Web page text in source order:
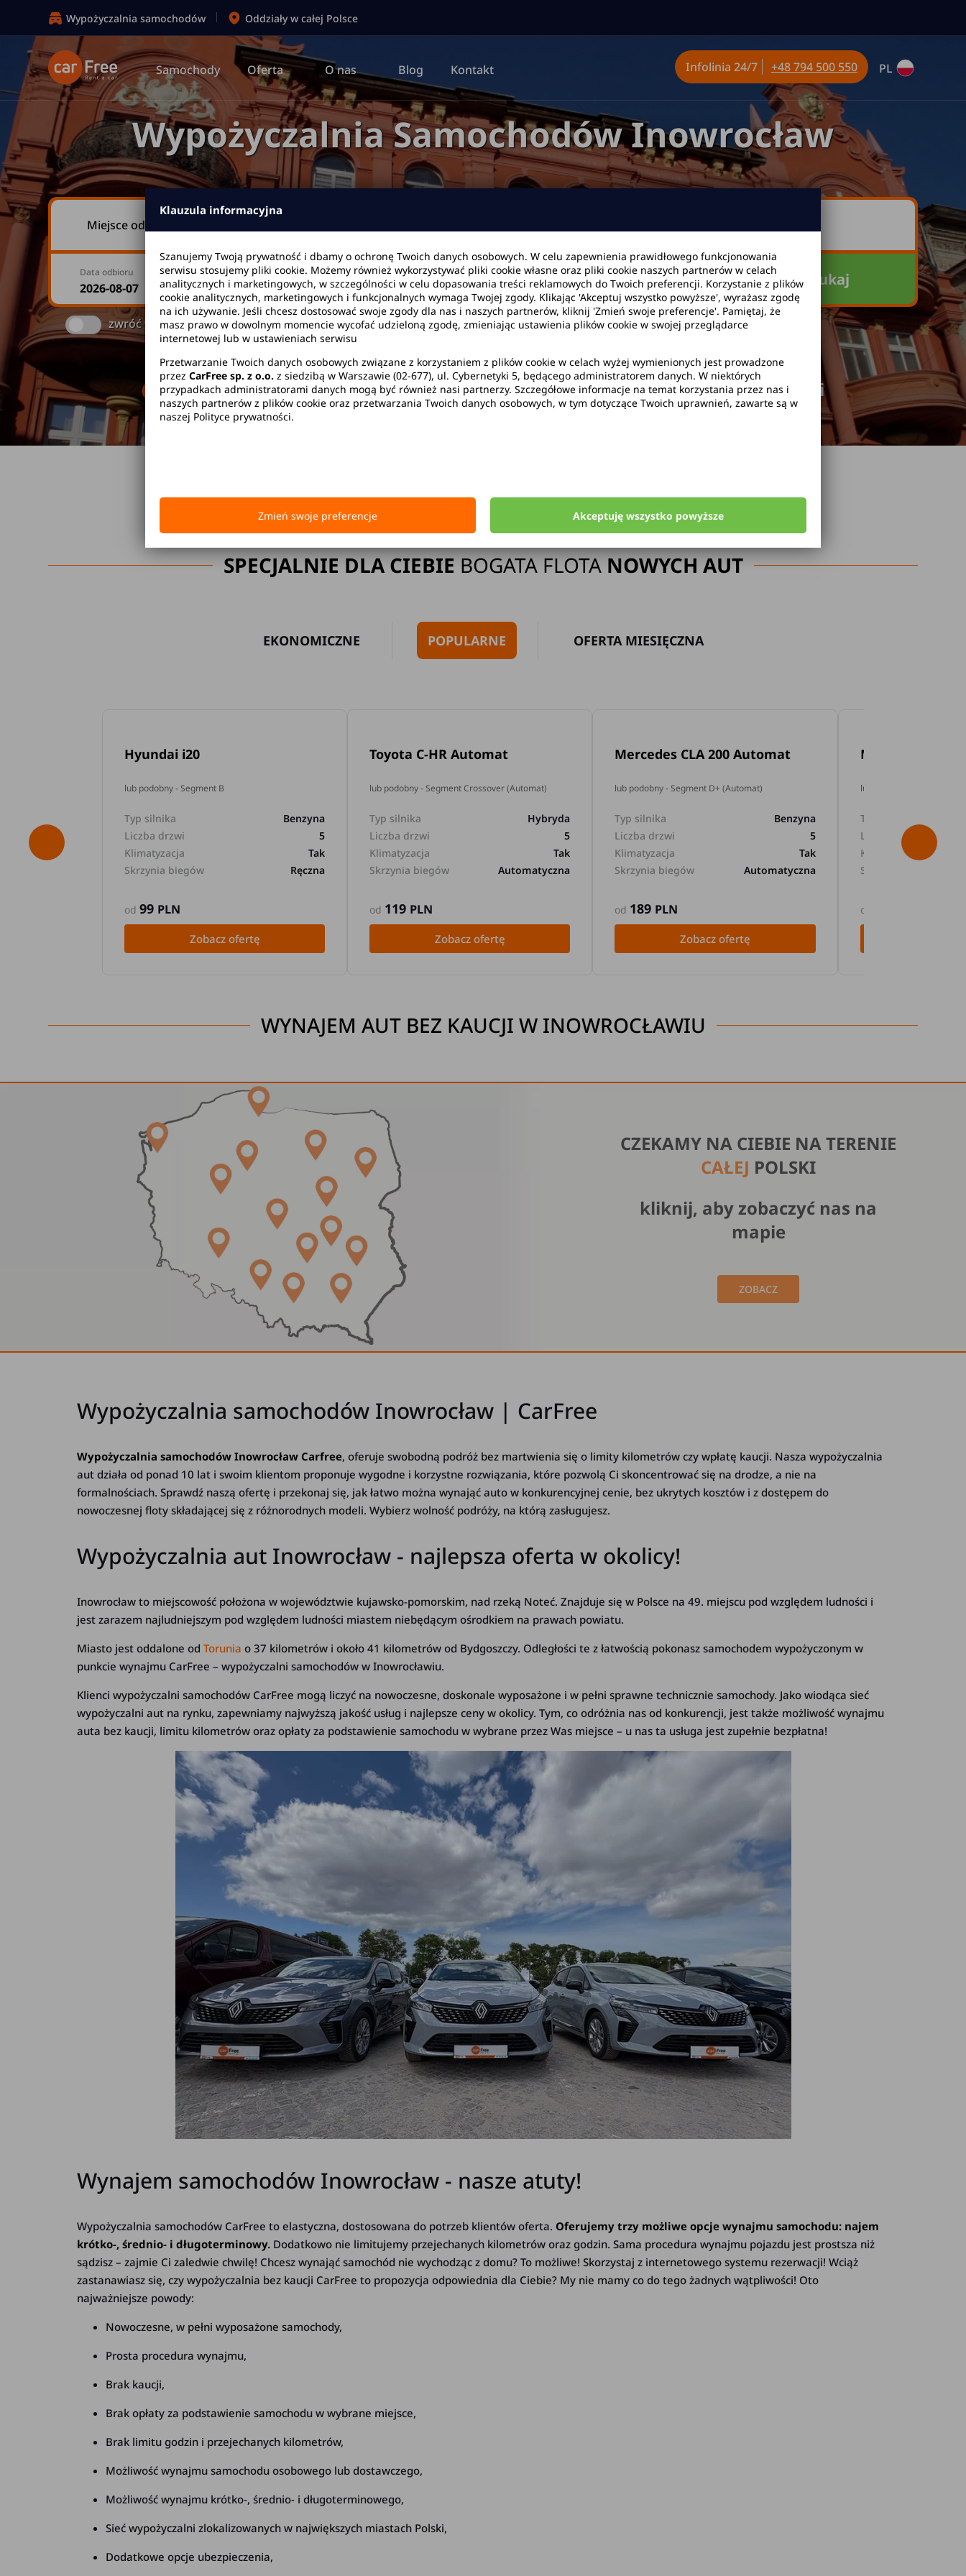
Wypożyczalnia Samochodów Inowrocław
Miejsce odbioru
Data odbioru Godzina Data zwrotu Godzina Szukaj
zwróć w innym miejscu
Brak kaucji Brak limitu kilometrów Bezpłatne odwołanie rezerwacji
Wypożyczalnia samochodów Oddziały w całej Polsce
Samochody Oferta O nas Blog Kontakt Infolinia 24/7 +48 794 500 550 PL
SPECJALNIE DLA CIEBIEBOGATA FLOTANOWYCH AUT
EKONOMICZNE POPULARNE OFERTA MIESIĘCZNA
Hyundai i20
lub podobny - Segment B
Typ silnika
Benzyna
Liczba drzwi
5
Klimatyzacja
Tak
Skrzynia biegów
Ręczna
od99 PLN
Zobacz ofertę
Toyota C-HR Automat
lub podobny - Segment Crossover (Automat)
Typ silnika
Hybryda
Liczba drzwi
5
Klimatyzacja
Tak
Skrzynia biegów
Automatyczna
od 119 PLN
Zobacz ofertę
Mercedes CLA 200 Automat
lub podobny - Segment D+ (Automat)
Typ silnika
Benzyna
Liczba drzwi
5
Klimatyzacja
Tak
Skrzynia biegów
Automatyczna
od 189 PLN
Zobacz ofertę
Mercedes GLA
lub podobny - Segment
Typ silnika
Liczba drzwi
Klimatyzacja
Skrzynia biegów
od
WYNAJEM AUT BEZ KAUCJI W INOWROCŁAWIU
CZEKAMY NA CIEBIE NA TERENIE
CAŁEJ POLSKI
kliknij, aby zobaczyć nas na
mapie
ZOBACZ
Wypożyczalnia samochodów Inowrocław | CarFree
Wypożyczalnia samochodów Inowrocław Carfree, oferuje swobodną podróż bez martwienia się o limity kilometrów czy wpłatę kaucji. Nasza wypożyczalnia
aut działa od ponad 10 lat i swoim klientom proponuje wygodne i korzystne rozwiązania, które pozwolą Ci skoncentrować się na drodze, a nie na
formalnościach. Sprawdź naszą ofertę i przekonaj się, jak łatwo można wynająć auto w konkurencyjnej cenie, bez ukrytych kosztów i z dostępem do
nowoczesnej floty składającej się z różnorodnych modeli. Wybierz wolność podróży, na którą zasługujesz.
Wypożyczalnia aut Inowrocław - najlepsza oferta w okolicy!
Inowrocław to miejscowość położona w województwie kujawsko-pomorskim, nad rzeką Noteć. Znajduje się w Polsce na 49. miejscu pod względem ludności i
jest zarazem najludniejszym pod względem ludności miastem niebędącym ośrodkiem na prawach powiatu.
Miasto jest oddalone odTorunia o 37 kilometrów i około 41 kilometrów od Bydgoszczy. Odległości te z łatwością pokonasz samochodem wypożyczonym w
punkcie wynajmu CarFree – wypożyczalni samochodów w Inowrocławiu.
Klienci wypożyczalni samochodów CarFree mogą liczyć na nowoczesne, doskonale wyposażone i w pełni sprawne technicznie samochody. Jako wiodąca sieć
wypożyczalni aut na rynku, zapewniamy najwyższą jakość usług i najlepsze ceny w okolicy. Tym, co odróżnia nas od konkurencji, jest także możliwość wynajmu
auta bez kaucji, limitu kilometrów oraz opłaty za podstawienie samochodu w wybrane przez Was miejsce – u nas ta usługa jest zupełnie bezpłatna!
Wynajem samochodów Inowrocław - nasze atuty!
Wypożyczalnia samochodów CarFree to elastyczna, dostosowana do potrzeb klientów oferta. Oferujemy trzy możliwe opcje wynajmu samochodu: najem
krótko-, średnio- i długoterminowy. Dodatkowo nie limitujemy przejechanych kilometrów oraz godzin. Sama procedura wynajmu pojazdu jest prostsza niż
sądzisz – zajmie Ci zaledwie chwilę! Chcesz wynająć samochód nie wychodząc z domu? To możliwe! Skorzystaj z internetowego systemu rezerwacji! Wciąż
zastanawiasz się, czy wypożyczalnia bez kaucji CarFree to propozycja odpowiednia dla Ciebie? My nie mamy co do tego żadnych wątpliwości! Oto
najważniejsze powody:
Nowoczesne, w pełni wyposażone samochody,
Prosta procedura wynajmu,
Brak kaucji,
Brak opłaty za podstawienie samochodu w wybrane miejsce,
Brak limitu godzin i przejechanych kilometrów,
Możliwość wynajmu samochodu osobowego lub dostawczego,
Możliwość wynajmu krótko-, średnio- i długoterminowego,
Sieć wypożyczalni zlokalizowanych w największych miastach Polski,
Dodatkowe opcje ubezpieczenia,
Klauzula informacyjna
Szanujemy Twoją prywatność i dbamy o ochronę Twoich danych osobowych. W celu zapewnienia prawidłowego funkcjonowania
serwisu stosujemy pliki cookie. Możemy również wykorzystywać pliki cookie własne oraz pliki cookie naszych partnerów w celach
analitycznych i marketingowych, w szczególności w celu dopasowania treści reklamowych do Twoich preferencji. Korzystanie z plików
cookie analitycznych, marketingowych i funkcjonalnych wymaga Twojej zgody. Klikając 'Akceptuj wszystko powyższe', wyrażasz zgodę
na ich używanie. Jeśli chcesz dostosować swoje zgody dla nas i naszych partnerów, kliknij 'Zmień swoje preferencje'. Pamiętaj, że
masz prawo w dowolnym momencie wycofać udzieloną zgodę, zmieniając ustawienia plików cookie w swojej przeglądarce
internetowej lub w ustawieniach serwisu
Przetwarzanie Twoich danych osobowych związane z korzystaniem z plików cookie w celach wyżej wymienionych jest prowadzone
przez CarFree sp. z o.o. z siedzibą w Warszawie (02-677), ul. Cybernetyki 5, będącego administratorem danych. W niektórych
przypadkach administratorami danych mogą być również nasi partnerzy. Szczegółowe informacje na temat korzystania przez nas i
naszych partnerów z plików cookie oraz przetwarzania Twoich danych osobowych, w tym dotyczące Twoich uprawnień, zawarte są w
naszej Polityce prywatności.
Zmień swoje preferencje Akceptuję wszystko powyższe